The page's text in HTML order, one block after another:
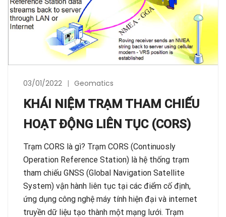
03/01/2022 Geomatics
KHÁI NIỆM TRẠM THAM CHIẾU
HOẠT ĐỘNG LIÊN TỤC (CORS)
Trạm CORS là gì? Trạm CORS (Continuosly
Operation Reference Station) là hệ thống trạm
tham chiếu GNSS (Global Navigation Satellite
System) vận hành liên tục tại các điểm cố định,
ứng dụng công nghệ máy tính hiện đại và internet
truyền dữ liệu tạo thành một mạng lưới. Trạm